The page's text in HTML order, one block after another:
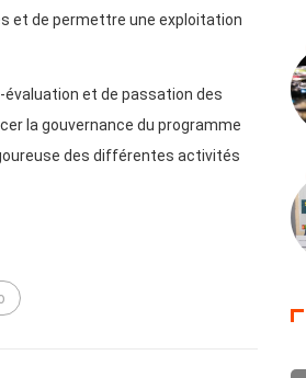
et de permettre une exploitation
évaluation et de passation des
la gouvernance du programme
des différentes activités